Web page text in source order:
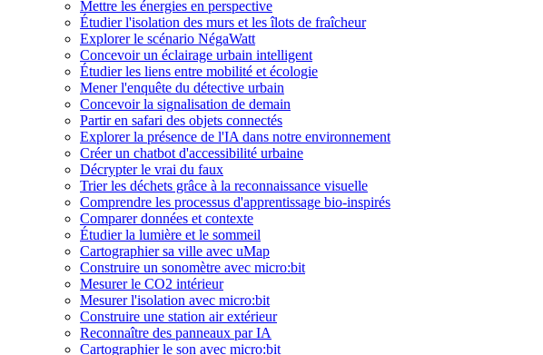
Mettre les énergies en perspective
Étudier l'isolation des murs et les îlots de fraîcheur
Explorer le scénario NégaWatt
Concevoir un éclairage urbain intelligent
Étudier les liens entre mobilité et écologie
Mener l'enquête du détective urbain
Concevoir la signalisation de demain
Partir en safari des objets connectés
Explorer la présence de l'IA dans notre environnement
Créer un chatbot d'accessibilité urbaine
Décrypter le vrai du faux
Trier les déchets grâce à la reconnaissance visuelle
Comprendre les processus d'apprentissage bio-inspirés
Comparer données et contexte
Étudier la lumière et le sommeil
Cartographier sa ville avec uMap
Construire un sonomètre avec micro:bit
Mesurer le CO2 intérieur
Mesurer l'isolation avec micro:bit
Construire une station air extérieur
Reconnaître des panneaux par IA
Cartographier le son avec micro:bit